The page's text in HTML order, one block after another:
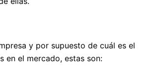
y por supuesto de cuál es el
en el mercado, estas son: